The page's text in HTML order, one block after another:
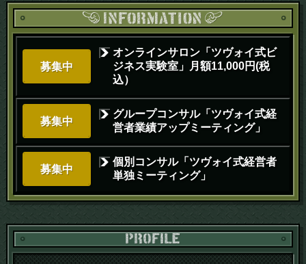
募集中
オンラインサロン「ツヴォイ式ビ
ジネス実験室」月額11,000円(税
込）
募集中
グループコンサル「ツヴォイ式経
営者業績アップミーティング」
募集中
個別コンサル「ツヴォイ式経営者
単独ミーティング」